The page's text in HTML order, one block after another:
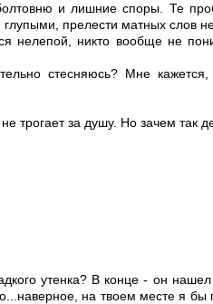
и лишние споры. Те
прелести матных слов
нелепой, никто вообще не
стесняюсь? Мне
трогает за душу. Но зачем так
утенка? В конце - он
на твоем месте я